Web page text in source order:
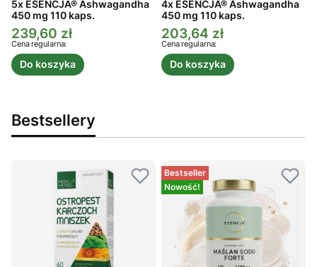
5x ESENCJA® Ashwagandha
450 mg 110 kaps.
Cena promocyjna
239,60 zł
Cena regularna:
Do koszyka
4x ESENCJA® Ashwagandha
450 mg 110 kaps.
Cena promocyjna
203,64 zł
Cena regularna:
Do koszyka
Bestsellery
Bestseller
Nowość!